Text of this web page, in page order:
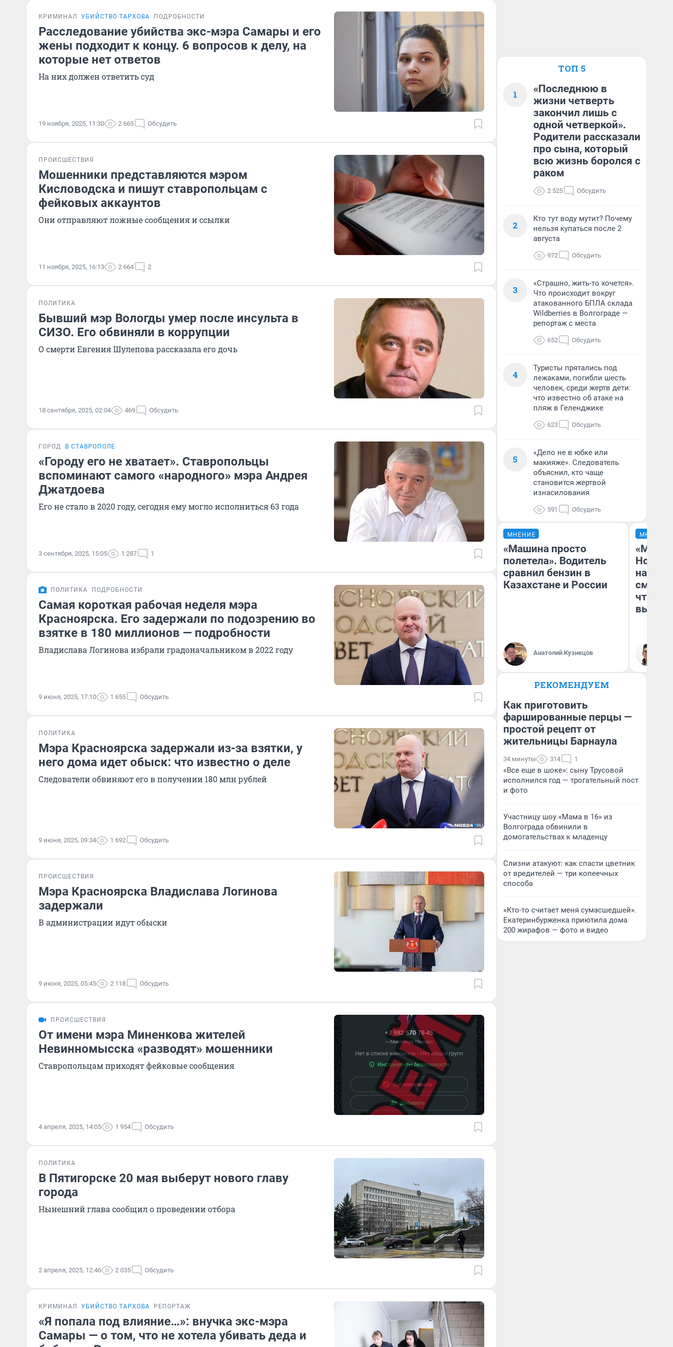
КРИМИНАЛ УБИЙСТВО ТАРХОВА ПОДРОБНОСТИ
Расследование убийства экс-мэра Самары и его
жены подходит к концу. 6 вопросов к делу, на
которые нет ответов
На них должен ответить суд
19 ноября, 2025, 11:30 2 665 Обсудить
ПРОИСШЕСТВИЯ
Мошенники представляются мэром
Кисловодска и пишут ставропольцам с
фейковых аккаунтов
Они отправляют ложные сообщения и ссылки
11 ноября, 2025, 16:13 2 664 2
ПОЛИТИКА
Бывший мэр Вологды умер после инсульта в
СИЗО. Его обвиняли в коррупции
О смерти Евгения Шулепова рассказала его дочь
18 сентября, 2025, 02:04 469 Обсудить
ГОРОД В СТАВРОПОЛЕ
«Городу его не хватает». Ставропольцы
вспоминают самого «народного» мэра Андрея
Джатдоева
Его не стало в 2020 году, сегодня ему могло исполниться 63 года
3 сентября, 2025, 15:05 1 287 1
ПОЛИТИКА ПОДРОБНОСТИ
Самая короткая рабочая неделя мэра
Красноярска. Его задержали по подозрению во
взятке в 180 миллионов — подробности
Владислава Логинова избрали градоначальником в 2022 году
9 июня, 2025, 17:10 1 655 Обсудить
ПОЛИТИКА
Мэра Красноярска задержали из-за взятки, у
него дома идет обыск: что известно о деле
Следователи обвиняют его в получении 180 млн рублей
9 июня, 2025, 09:34 1 692 Обсудить
ПРОИСШЕСТВИЯ
Мэра Красноярска Владислава Логинова
задержали
В администрации идут обыски
9 июня, 2025, 05:45 2 118 Обсудить
ПРОИСШЕСТВИЯ
От имени мэра Миненкова жителей
Невинномысска «разводят» мошенники
Ставропольцам приходят фейковые сообщения
4 апреля, 2025, 14:05 1 954 Обсудить
ПОЛИТИКА
В Пятигорске 20 мая выберут нового главу
города
Нынешний глава сообщил о проведении отбора
2 апреля, 2025, 12:46 2 035 Обсудить
КРИМИНАЛ УБИЙСТВО ТАРХОВА РЕПОРТАЖ
«Я попала под влияние…»: внучка экс-мэра
Самары — о том, что не хотела убивать деда и
ТОП 5
1
«Последнюю в
жизни четверть
закончил лишь с
одной четверкой».
Родители рассказали
про сына, который
всю жизнь боролся с
раком
2 525 Обсудить
2
Кто тут воду мутит? Почему
нельзя купаться после 2
августа
972 Обсудить
3
«Страшно, жить-то хочется».
Что происходит вокруг
атакованного БПЛА склада
Wildberries в Волгограде —
репортаж с места
652 Обсудить
4
Туристы прятались под
лежаками, погибли шесть
человек, среди жертв дети:
что известно об атаке на
пляж в Геленджике
623 Обсудить
5
«Дело не в юбке или
макияже». Следователь
объяснил, кто чаще
становится жертвой
изнасилования
591 Обсудить
МНЕНИЕ
«Машина просто
полетела». Водитель
сравнил бензин в
Казахстане и России
Анатолий Кузнецов
МНЕНИЕ
«Мы
чтобы
РЕКОМЕНДУЕМ
Как приготовить
фаршированные перцы —
простой рецепт от
жительницы Барнаула
34 минуты 314 1
«Все еще в шоке»: сыну Трусовой
исполнился год — трогательный пост
и фото
Участницу шоу «Мама в 16» из
Волгограда обвинили в
домогательствах к младенцу
Слизни атакуют: как спасти цветник
от вредителей — три копеечных
способа
«Кто-то считает меня сумасшедшей».
Екатеринбурженка приютила дома
200 жирафов — фото и видео